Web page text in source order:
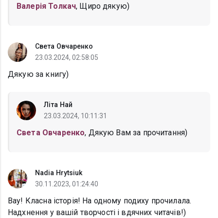
Валерія Толкач, Щиро дякую)
Света Овчаренко
23.03.2024, 02:58:05
Дякую за книгу)
Літа Най
23.03.2024, 10:11:31
Света Овчаренко, Дякую Вам за прочитання)
Nadia Hrytsiuk
30.11.2023, 01:24:40
Вау! Класна історія! На одному подиху прочилала.
Надхнення у вашій творчості і вдячних читачів!)